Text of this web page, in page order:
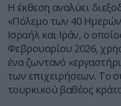
Η έκθεση αναλύει
«Πόλεμο των 40
Ισραήλ και Ιράν, ο
Φεβρουαρίου 2026,
ένα ζωντανό
των επιχειρήσεων. Το
τουρκικού βαθέος